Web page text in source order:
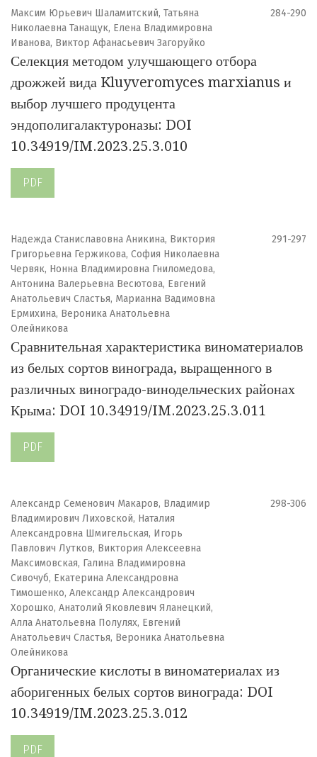
Максим Юрьевич Шаламитский, Татьяна
Николаевна Танащук, Елена Владимировна
Иванова, Виктор Афанасьевич Загоруйко
284-290
Селекция методом улучшающего отбора
дрожжей вида Kluyveromyces marxianus и
выбор лучшего продуцента
эндополигалактуроназы: DOI
10.34919/IM.2023.25.3.010
PDF
Надежда Станиславовна Аникина, Виктория
Григорьевна Гержикова, София Николаевна
Червяк, Нонна Владимировна Гниломедова,
Антонина Валерьевна Весютова, Евгений
Анатольевич Сластья, Марианна Вадимовна
Ермихина, Вероника Анатольевна
Олейникова
291-297
Сравнительная характеристика виноматериалов
из белых сортов винограда, выращенного в
различных виноградо-винодельческих районах
Крыма: DOI 10.34919/IM.2023.25.3.011
PDF
Александр Семенович Макаров, Владимир
Владимирович Лиховской, Наталия
Александровна Шмигельская, Игорь
Павлович Лутков, Виктория Алексеевна
Максимовская, Галина Владимировна
Сивочуб, Екатерина Александровна
Тимошенко, Александр Александрович
Хорошко, Анатолий Яковлевич Яланецкий,
Алла Анатольевна Полулях, Евгений
Анатольевич Сластья, Вероника Анатольевна
Олейникова
298-306
Органические кислоты в виноматериалах из
аборигенных белых сортов винограда: DOI
10.34919/IM.2023.25.3.012
PDF